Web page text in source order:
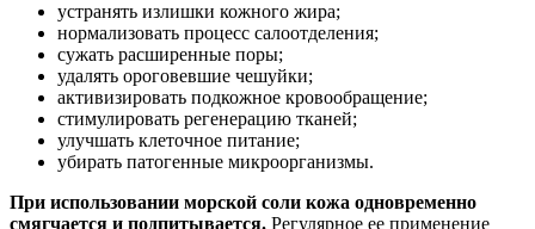
устранять излишки кожного жира;
нормализовать процесс салоотделения;
сужать расширенные поры;
удалять ороговевшие чешуйки;
активизировать подкожное кровообращение;
стимулировать регенерацию тканей;
улучшать клеточное питание;
убирать патогенные микроорганизмы.
При использовании морской соли кожа одновременно
смягчается и подпитывается. Регулярное ее применение